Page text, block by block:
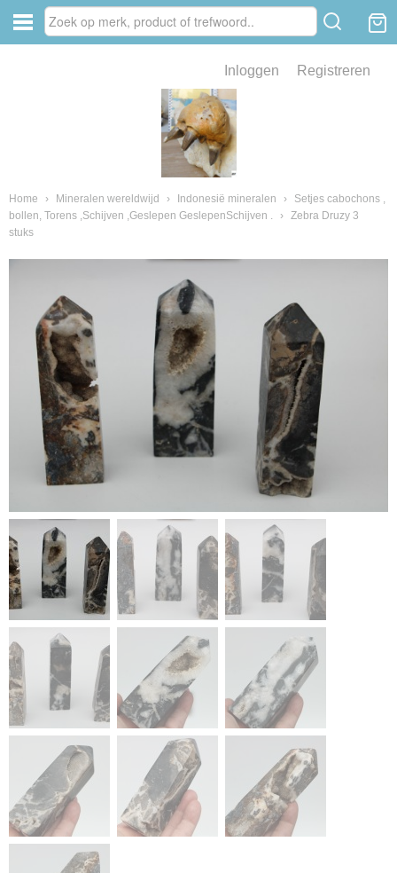
Inloggen Registreren
Home › Mineralen wereldwijd › Indonesië mineralen ›
Setjes cabochons ,
bollen, Torens ,Schijven ,Geslepen GeslepenSchijven .
› Zebra Druzy 3
stuks
van fossielen en mineralen